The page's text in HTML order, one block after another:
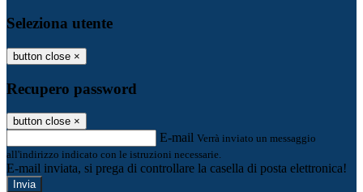
Seleziona utente
button close ×
Recupero password
button close ×
E-mail Verrà inviato un messaggio
all'indirizzo indicato con le istruzioni necessarie.
E-mail inviata, si prega di controllare la casella di posta elettronica!